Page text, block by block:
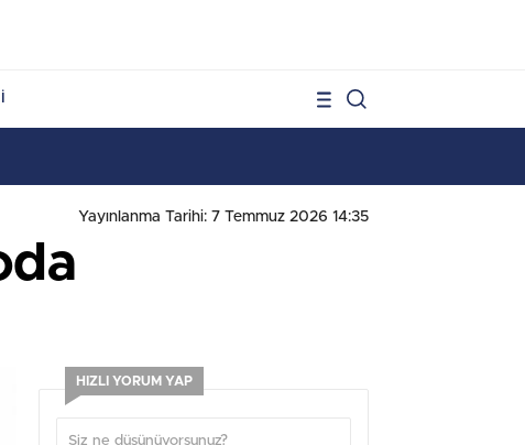
Yayınlanma Tarihi: 7 Temmuz 2026 14:35
HIZLI YORUM YAP